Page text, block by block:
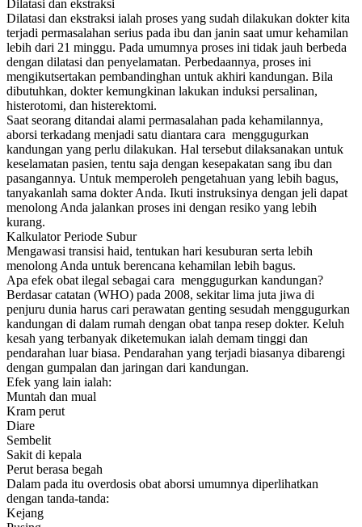
Dilatasi dan ekstraksi
Dilatasi dan ekstraksi ialah proses yang sudah dilakukan dokter kita
terjadi permasalahan serius pada ibu dan janin saat umur kehamilan
lebih dari 21 minggu. Pada umumnya proses ini tidak jauh berbeda
dengan dilatasi dan penyelamatan. Perbedaannya, proses ini
mengikutsertakan pembandinghan untuk akhiri kandungan. Bila
dibutuhkan, dokter kemungkinan lakukan induksi persalinan,
histerotomi, dan histerektomi.
Saat seorang ditandai alami permasalahan pada kehamilannya,
aborsi terkadang menjadi satu diantara cara menggugurkan
kandungan yang perlu dilakukan. Hal tersebut dilaksanakan untuk
keselamatan pasien, tentu saja dengan kesepakatan sang ibu dan
pasangannya. Untuk memperoleh pengetahuan yang lebih bagus,
tanyakanlah sama dokter Anda. Ikuti instruksinya dengan jeli dapat
menolong Anda jalankan proses ini dengan resiko yang lebih
kurang.
Kalkulator Periode Subur
Mengawasi transisi haid, tentukan hari kesuburan serta lebih
menolong Anda untuk berencana kehamilan lebih bagus.
Apa efek obat ilegal sebagai cara menggugurkan kandungan?
Berdasar catatan (WHO) pada 2008, sekitar lima juta jiwa di
penjuru dunia harus cari perawatan genting sesudah menggugurkan
kandungan di dalam rumah dengan obat tanpa resep dokter. Keluh
kesah yang terbanyak diketemukan ialah demam tinggi dan
pendarahan luar biasa. Pendarahan yang terjadi biasanya dibarengi
dengan gumpalan dan jaringan dari kandungan.
Efek yang lain ialah:
Muntah dan mual
Kram perut
Diare
Sembelit
Sakit di kepala
Perut berasa begah
Dalam pada itu overdosis obat aborsi umumnya diperlihatkan
dengan tanda-tanda:
Kejang